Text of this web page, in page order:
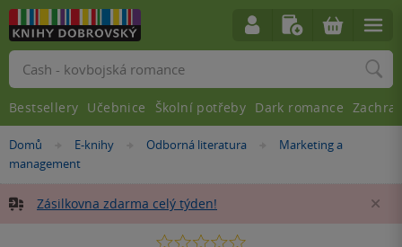
Nacházíte
se
Domů »E-knihy »
Odborná literatura »
Marketing a
management
Zásilkovna zdarma celý týden!
0.0
Vyhledávání
Bestsellery Učebnice Školní potřeby Dark romance